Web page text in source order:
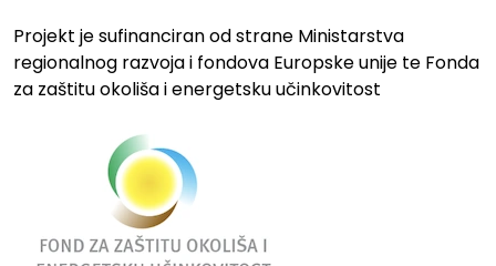
Projekt je sufinanciran od strane Ministarstva
regionalnog razvoja i fondova Europske unije te Fonda
za zaštitu okoliša i energetsku učinkovitost